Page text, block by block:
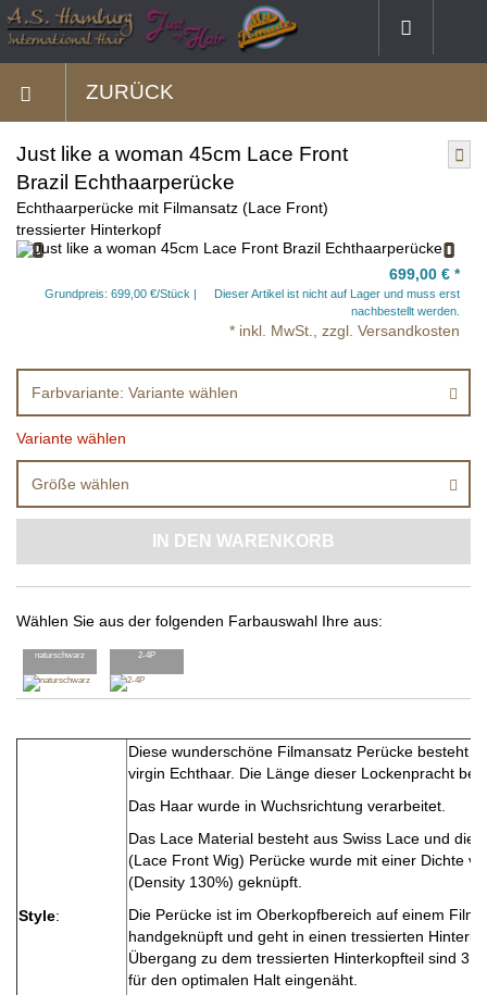
ZURÜCK
Just like a woman 45cm Lace Front
Brazil Echthaarperücke
Echthaarperücke mit Filmansatz (Lace Front)
tressierter Hinterkopf
699,00 € *
Grundpreis: 699,00 €/Stück
Dieser Artikel ist nicht auf Lager und muss erst
nachbestellt werden.
* inkl. MwSt., zzgl. Versandkosten
Farbvariante: Variante wählen
Variante wählen
Größe wählen
IN DEN WARENKORB
Wählen Sie aus der folgenden Farbauswahl Ihre aus:
naturschwarz 2-4P
Style:
Diese wunderschöne Filmansatz Perücke besteht
virgin Echthaar. Die Länge dieser Lockenpracht
Das Haar wurde in Wuchsrichtung verarbeitet.
Das Lace Material besteht aus Swiss Lace und die
(Lace Front Wig) Perücke wurde mit einer Dichte
(Density 130%) geknüpft.
Die Perücke ist im Oberkopfbereich auf einem
handgeknüpft und geht in einen tressierten
Übergang zu dem tressierten Hinterkopfteil sind 3
für den optimalen Halt eingenäht.